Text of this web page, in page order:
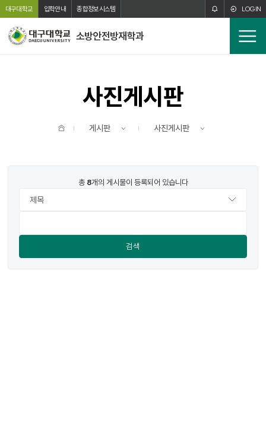
본문 바로가기
주메뉴 바로가기
대구대학교 입학안내 종합정보시스템 LOGIN
소방안전방재학과
전
체
사진게시판
게시판 사진게시판
총 8개의 게시물이 등록되어 있습니다
검색